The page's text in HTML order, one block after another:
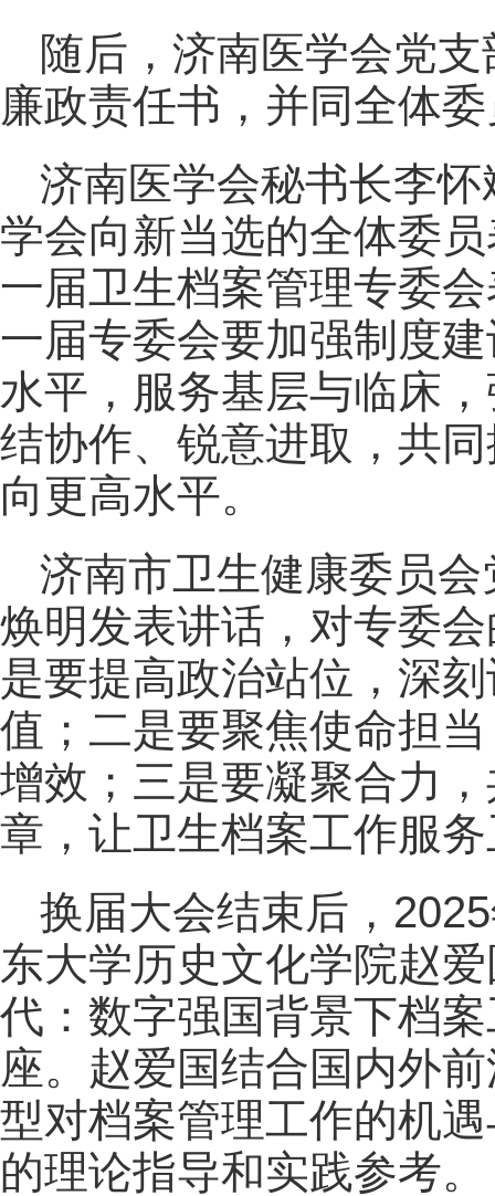
随后，济南医学会党
廉政责任书，并同全体
济南医学会秘书长李
学会向新当选的全体委
一届卫生档案管理专委
一届专委会要加强制度
水平，服务基层与临床
结协作、锐意进取，共
向更高水平。
济南市卫生健康委员
焕明发表讲话，对专委
是要提高政治站位，深
值；二是要聚焦使命担
增效；三是要凝聚合力
章，让卫生档案工作服
换届大会结束后，
东大学历史文化学院赵
代：数字强国背景下档
座。赵爱国结合国内外
型对档案管理工作的机
的理论指导和实践参考。